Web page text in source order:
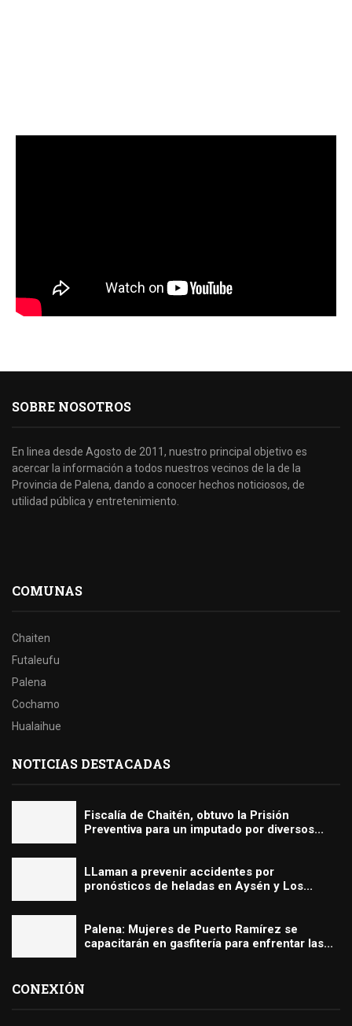
SOBRE NOSOTROS
En linea desde Agosto de 2011, nuestro principal objetivo es
acercar la información a todos nuestros vecinos de la de la
Provincia de Palena, dando a conocer hechos noticiosos, de
utilidad pública y entretenimiento.
COMUNAS
Chaiten
Futaleufu
Palena
Cochamo
Hualaihue
NOTICIAS DESTACADAS
Fiscalía de Chaitén, obtuvo la Prisión
Preventiva para un imputado por diversos...
LLaman a prevenir accidentes por
pronósticos de heladas en Aysén y Los...
Palena: Mujeres de Puerto Ramírez se
capacitarán en gasfitería para enfrentar las...
CONEXIÓN